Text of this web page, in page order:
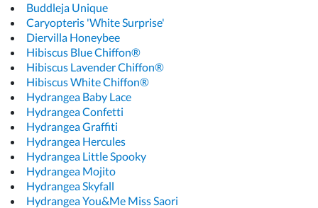
Buddleja Unique
Caryopteris 'White Surprise'
Diervilla Honeybee
Hibiscus Blue Chiffon®
Hibiscus Lavender Chiffon®
Hibiscus White Chiffon®
Hydrangea Baby Lace
Hydrangea Confetti
Hydrangea Graffiti
Hydrangea Hercules
Hydrangea Little Spooky
Hydrangea Mojito
Hydrangea Skyfall
Hydrangea You&Me Miss Saori